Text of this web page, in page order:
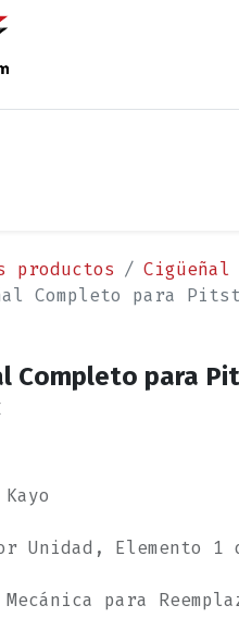
productos
Cigüeñal
Completo para
Completo para
Unidad, Elemento 1
para